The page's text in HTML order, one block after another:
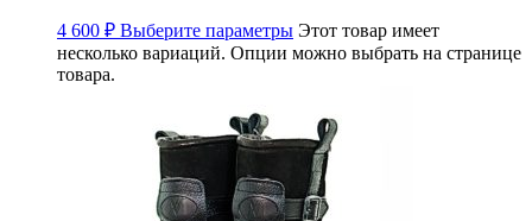
4 600 ₽ Выберите параметры Этот товар имеет
несколько вариаций. Опции можно выбрать на странице
товара.